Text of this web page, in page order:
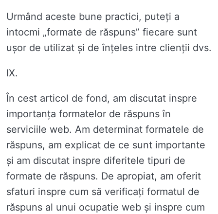
Urmând aceste bune practici, puteți a
intocmi „formate de răspuns” fiecare sunt
ușor de utilizat și de înțeles intre clienții dvs.
IX.
În cest articol de fond, am discutat inspre
importanța formatelor de răspuns în
serviciile web. Am determinat formatele de
răspuns, am explicat de ce sunt importante
și am discutat inspre diferitele tipuri de
formate de răspuns. De apropiat, am oferit
sfaturi inspre cum să verificați formatul de
răspuns al unui ocupatie web și inspre cum